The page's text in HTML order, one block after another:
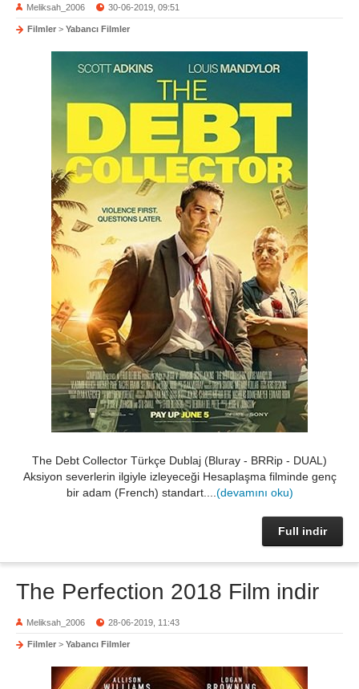
Meliksah_2006 30-06-2019, 09:51
Filmler > Yabancı Filmler
The Debt Collector Türkçe Dublaj (Bluray - BRRip - DUAL)
Aksiyon severlerin ilgiyle izleyeceği Hesaplaşma filminde genç
bir adam (French) standart.... (devamını oku)
Full indir
The Perfection 2018 Film indir
Meliksah_2006 28-06-2019, 11:43
Filmler > Yabancı Filmler